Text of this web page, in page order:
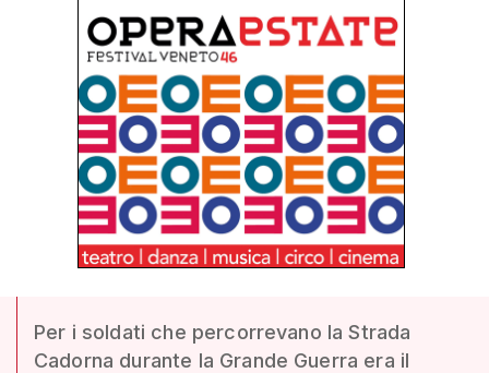
Per i soldati che percorrevano la Strada
Cadorna durante la Grande Guerra era il